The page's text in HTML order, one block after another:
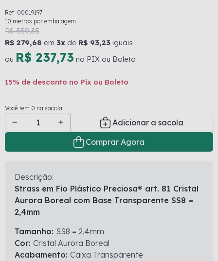
Ref: 00019197
10 metros por embalagem
R$ 559,35
R$ 279,68 em 3x de R$ 93,23 iguais
ou R$ 237,73 no PIX ou Boleto
15% de desconto no Pix ou Boleto
Você tem 0 na sacola
Adicionar a sacola
Comprar Agora
Descrição:
Strass em Fio Plástico Preciosa® art. 81 Cristal
Aurora Boreal com Base Transparente SS8 =
2,4mm
Tamanho: SS8 = 2,4mm
Cor: Cristal Aurora Boreal
Acabamento: Caixa Transparente